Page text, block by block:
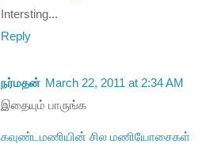
Intersting...
Reply
நர்மதன் March 22, 2011 at 2:34 AM
இதையும் பாருங்க
கவுண்டமணியின் சில மணியோசைகள்